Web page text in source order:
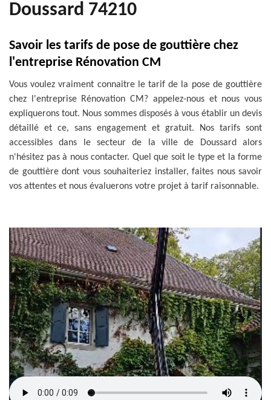
Doussard 74210
Savoir les tarifs de pose de gouttière chez
l'entreprise Rénovation CM
Vous voulez vraiment connaitre le tarif de la pose de gouttière
chez l'entreprise Rénovation CM? appelez-nous et nous vous
expliquerons tout. Nous sommes disposés à vous établir un devis
détaillé et ce, sans engagement et gratuit. Nos tarifs sont
accessibles dans le secteur de la ville de Doussard alors
n'hésitez pas à nous contacter. Quel que soit le type et la forme
de gouttière dont vous souhaiteriez installer, faites nous savoir
vos attentes et nous évaluerons votre projet à tarif raisonnable.